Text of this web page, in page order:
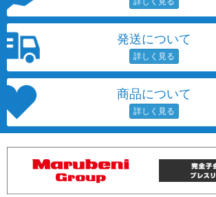
発送について
商品について